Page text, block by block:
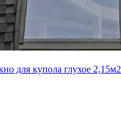
для купола глухое 2,15м2